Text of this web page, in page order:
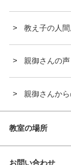
教え子の人
親御さんの声
親御さんか
教室の場所
お問い合わせ